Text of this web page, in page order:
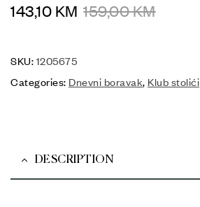
159,00KM
143,10 KM
SKU: 1205675
Categories: Dnevni boravak, Klub stolići
DESCRIPTION